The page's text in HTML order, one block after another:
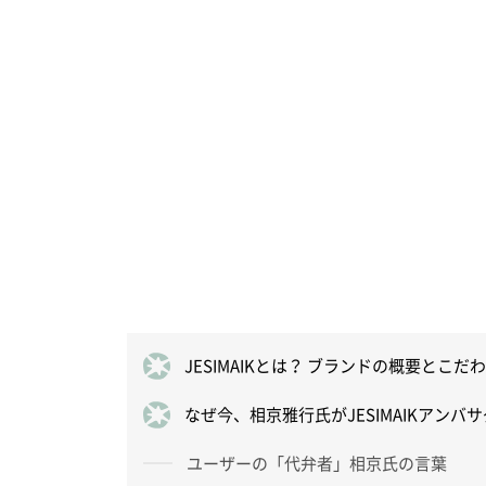
JESIMAIKとは？ ブランドの概要とこだ
なぜ今、相京雅行氏がJESIMAIKアンバサ
ユーザーの「代弁者」相京氏の言葉